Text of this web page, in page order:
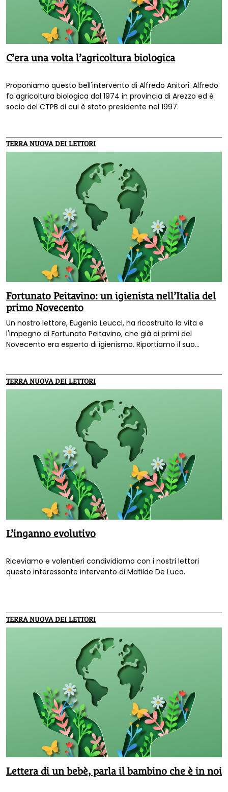
C’era una volta l’agricoltura biologica
Proponiamo questo bell'intervento di Alfredo Anitori. Alfredo
fa agricoltura biologica dal 1974 in provincia di Arezzo ed è
socio del CTPB di cui è stato presidente nel 1997.
TERRA NUOVA DEI LETTORI
Fortunato Peitavino: un igienista nell’Italia del
primo Novecento
Un nostro lettore, Eugenio Leucci, ha ricostruito la vita e
l'impegno di Fortunato Peitavino, che già ai primi del
Novecento era esperto di igienismo. Riportiamo il suo
TERRA NUOVA DEI LETTORI
L’inganno evolutivo
Riceviamo e volentieri condividiamo con i nostri lettori
questo interessante intervento di Matilde De Luca.
TERRA NUOVA DEI LETTORI
Lettera di un bebè, parla il bambino che è in noi